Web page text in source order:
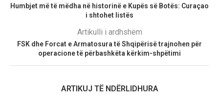
Humbjet më të mëdha në historinë e Kupës së Botës: Curaçao
i shtohet listës
Artikulli i ardhshëm
FSK dhe Forcat e Armatosura të Shqipërisë trajnohen për
operacione të përbashkëta kërkim-shpëtimi
ARTIKUJ TË NDËRLIDHURA